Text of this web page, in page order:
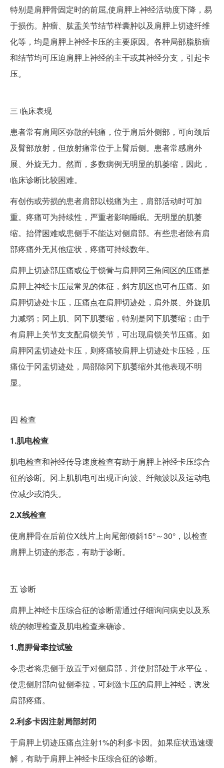
特别是肩胛骨固定时的前屈,使肩胛上神经活动度下降，易
于损伤。肿瘤、肱盂关节结节样囊肿以及肩胛上切迹纤维
化等，均是肩胛上神经卡压的主要原因。各种局部脂肪瘤
和结节均可压迫肩胛上神经的主干或其神经分支，引起卡
压。
三 临床表现
患者常有肩周区弥散的钝痛，位于肩后外侧部，可向颈后
及臂部放射，但放射痛常位于上臂后侧。患者常感肩外
展、外旋无力。然而，多数病例无明显的肌萎缩，因此，
临床诊断比较困难。
有创伤或劳损的患者肩部以锐痛为主，肩部活动时可加
重。疼痛可为持续性，严重者影响睡眠。无明显的肌萎
缩。抬臂困难或患侧手不能达对侧肩部。有些患者除有肩
部疼痛外无其他症状，疼痛可持续数年。
肩胛上切迹部压痛或位于锁骨与肩胛冈三角间区的压痛是
肩胛上神经卡压最常见的体征，斜方肌区也可有压痛。如
肩胛切迹处卡压，压痛点在肩胛切迹处，肩外展、外旋肌
力减弱；冈上肌、冈下肌萎缩，特别是冈下肌萎缩；由于
有肩胛上关节支支配肩锁关节，可出现肩锁关节压痛。如
肩胛冈盂切迹处卡压，则疼痛较肩胛上切迹处卡压轻，压
痛位于冈盂切迹处，局部除冈下肌萎缩外其他表现不明
显。
四 检查
1.肌电检查
肌电检查和神经传导速度检查有助于肩胛上神经卡压综合
征的诊断。冈上肌肌电可出现正向波、纤颤波以及运动电
位减少或消失。
2.X线检查
使肩胛骨在后前位X线片上向尾部倾斜15°～30°，以检查
肩胛上切迹的形态，有助于诊断。
五 诊断
肩胛上神经卡压综合征的诊断需通过仔细询问病史以及系
统的物理检查及肌电检查来确诊。
1.肩胛骨牵拉试验
令患者将患侧手放置于对侧肩部，并使肘部处于水平位，
使患侧肘部向健侧牵拉，可刺激卡压的肩胛上神经，诱发
肩部疼痛。
2.利多卡因注射局部封闭
于肩胛上切迹压痛点注射1%的利多卡因。如果症状迅速缓
解，有助于肩胛上神经卡压综合征的诊断。